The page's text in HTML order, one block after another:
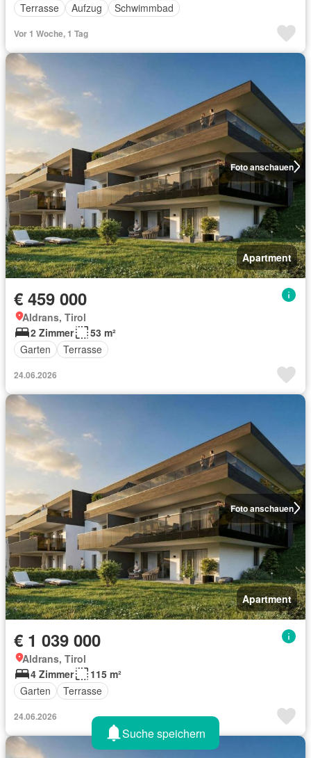
Terrasse
Aufzug Schwimmbad
Vor 1 Woche, 1 Tag
Foto anschauen
Apartment
€ 459 000
Aldrans, Tirol
2 Zimmer
53 m²
Garten
Terrasse
24.06.2026
Foto anschauen
Apartment
€ 1 039 000
Aldrans, Tirol
4 Zimmer
115 m²
Garten
Terrasse
24.06.2026
Suche speichern